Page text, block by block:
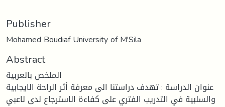
Publisher
Mohamed Boudiaf University of M'Sila
Abstract
الملخص بالعربية
عنوان الدراسة : تهدف دراستنا الى معرفة أثر الراحة الايجابية
والسلبية في التدريب الفتري على كفاءة الاسترجاع لدى لاعبي